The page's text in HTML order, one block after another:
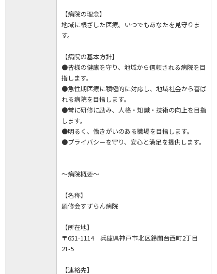
【病院の理念】
地域に根ざした医療。いつでもあなたを見守りま
す。
【病院の基本方針】
●皆様の健康を守り、地域から信頼される病院を目
指します。
●急性期医療に積極的に対応し、地域社会から喜ば
れる病院を目指します。
●常に研修に励み、人格・知識・技術の向上を目指
します。
●明るく、働きがいのある職場を目指します。
●プライバシーを守り、安心と満足を提供します。
～病院概要～
【名称】
顕修会すずらん病院
【所在地】
〒651-1114 兵庫県神戸市北区鈴蘭台西町2丁目
21-5
【連絡先】